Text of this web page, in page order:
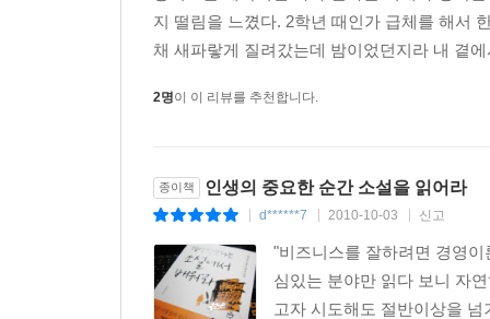
지 떨림을 느꼈다. 2학년 때인가 급체를 해서
채 새파랗게 질려갔는데 밤이었던지라 내 곁
2명이 이 리뷰를 추천합니다.
종이책 인생의 중요한 순간 소설을 읽어라
d******7 2010-10-03 신고
"비즈니스를 잘하려면 경영
심있는 분야만 읽다 보니 자
고자 시도해도 절반이상을